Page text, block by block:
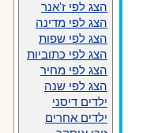
הצג לפי ז'אנר
הצג לפי מדינה
הצג לפי שפות
הצג לפי כתוביות
הצג לפי מחיר
הצג לפי שנה
ילדים דיסני
ילדים אחרים